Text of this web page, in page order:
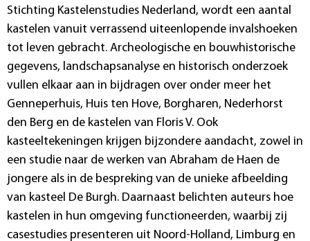
Stichting Kastelenstudies Nederland, wordt een aantal
kastelen vanuit verrassend uiteenlopende invalshoeken
tot leven gebracht. Archeologische en bouwhistorische
gegevens, landschapsanalyse en historisch onderzoek
vullen elkaar aan in bijdragen over onder meer het
Genneperhuis, Huis ten Hove, Borgharen, Nederhorst
den Berg en de kastelen van Floris V. Ook
kasteeltekeningen krijgen bijzondere aandacht, zowel in
een studie naar de werken van Abraham de Haen de
jongere als in de bespreking van de unieke afbeelding
van kasteel De Burgh. Daarnaast belichten auteurs hoe
kastelen in hun omgeving functioneerden, waarbij zij
casestudies presenteren uit Noord-Holland, Limburg en